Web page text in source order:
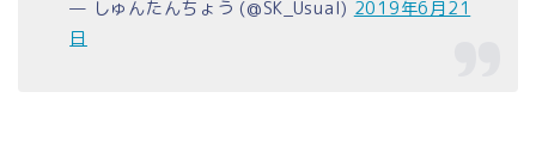
— しゅんたんちょう (@SK_Usual) 2019年6月21
日